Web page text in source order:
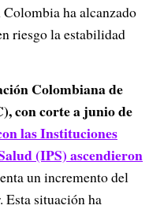
ha alcanzado
riesgo la estabilidad
Colombiana de
con corte a junio de
las Instituciones
(IPS) ascendieron
un incremento del
Esta situación ha